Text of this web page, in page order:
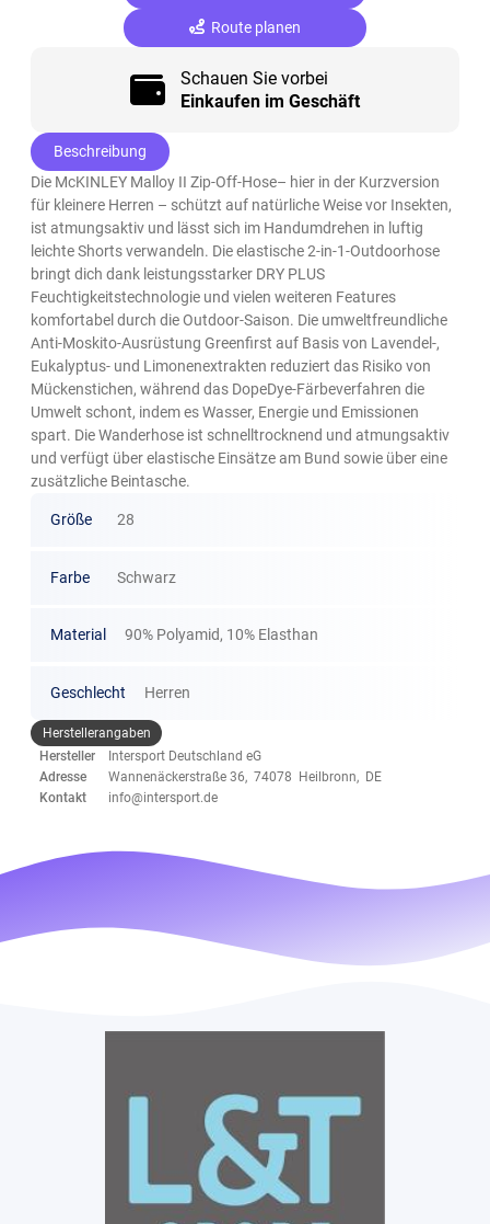
Route planen
Schauen Sie vorbei
Einkaufen im Geschäft
Beschreibung
Die McKINLEY Malloy II Zip-Off-Hose– hier in der Kurzversion
für kleinere Herren – schützt auf natürliche Weise vor Insekten,
ist atmungsaktiv und lässt sich im Handumdrehen in luftig
leichte Shorts verwandeln. Die elastische 2-in-1-Outdoorhose
bringt dich dank leistungsstarker DRY PLUS
Feuchtigkeitstechnologie und vielen weiteren Features
komfortabel durch die Outdoor-Saison. Die umweltfreundliche
Anti-Moskito-Ausrüstung Greenfirst auf Basis von Lavendel-,
Eukalyptus- und Limonenextrakten reduziert das Risiko von
Mückenstichen, während das DopeDye-Färbeverfahren die
Umwelt schont, indem es Wasser, Energie und Emissionen
spart. Die Wanderhose ist schnelltrocknend und atmungsaktiv
und verfügt über elastische Einsätze am Bund sowie über eine
zusätzliche Beintasche.
Größe 28
Farbe Schwarz
Material 90% Polyamid, 10% Elasthan
Geschlecht Herren
Herstellerangaben
Hersteller
Intersport Deutschland eG
Adresse
Wannenäckerstraße 36, 74078 Heilbronn, DE
Kontakt
info@intersport.de